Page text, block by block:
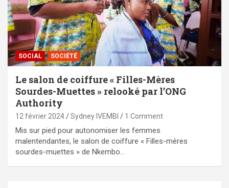
SOCIAL SOCIÉTÉ
Le salon de coiffure « Filles-Mères
Sourdes-Muettes » relooké par l’ONG
Authority
12 février 2024 Sydney IVEMBI 1 Comment
Mis sur pied pour autonomiser les femmes
malentendantes, le salon de coiffure « Filles-mères
sourdes-muettes » de Nkembo…